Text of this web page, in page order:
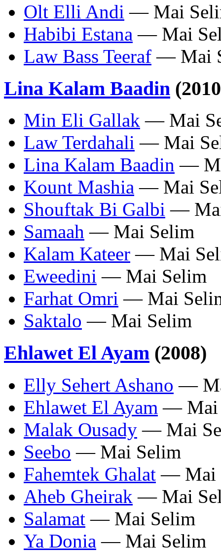
Olt Elli Andi — Mai
Habibi Estana — Mai
Law Bass Teeraf — Mai
Lina Kalam Baadin
Min Eli Gallak — Mai
Law Terdahali — Mai
Lina Kalam Baadin —
Kount Mashia — Mai
Shouftak Bi Galbi —
Samaah — Mai Selim
Kalam Kateer — Mai
Eweedini — Mai Selim
Farhat Omri — Mai
Saktalo — Mai Selim
Ehlawet El Ayam (2008)
Elly Sehert Ashano —
Ehlawet El Ayam — Mai
Malak Ousady — Mai
Seebo — Mai Selim
Fahemtek Ghalat — Mai
Aheb Gheirak — Mai
Salamat — Mai Selim
Ya Donia — Mai Selim